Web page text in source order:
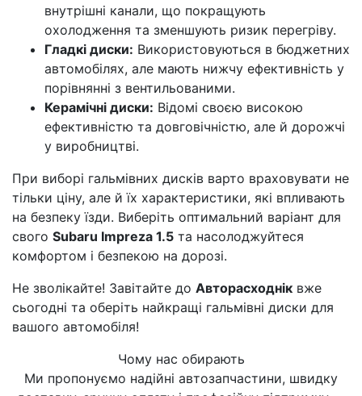
внутрішні канали, що покращують
охолодження та зменшують ризик перегріву.
Гладкі диски: Використовуються в бюджетних
автомобілях, але мають нижчу ефективність у
порівнянні з вентильованими.
Керамічні диски: Відомі своєю високою
ефективністю та довговічністю, але й дорожчі
у виробництві.
При виборі гальмівних дисків варто враховувати не
тільки ціну, але й їх характеристики, які впливають
на безпеку їзди. Виберіть оптимальний варіант для
свого Subaru Impreza 1.5 та насолоджуйтеся
комфортом і безпекою на дорозі.
Не зволікайте! Завітайте до Авторасходнік вже
сьогодні та оберіть найкращі гальмівні диски для
вашого автомобіля!
Чому нас обирають
Ми пропонуємо надійні автозапчастини, швидку